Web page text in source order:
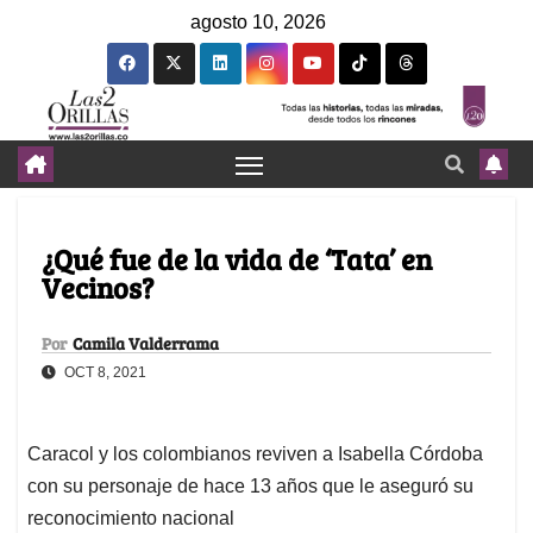
agosto 10, 2026
¿Qué fue de la vida de ‘Tata’ en
Vecinos?
Por Camila Valderrama
OCT 8, 2021
Caracol y los colombianos reviven a Isabella Córdoba
con su personaje de hace 13 años que le aseguró su
reconocimiento nacional